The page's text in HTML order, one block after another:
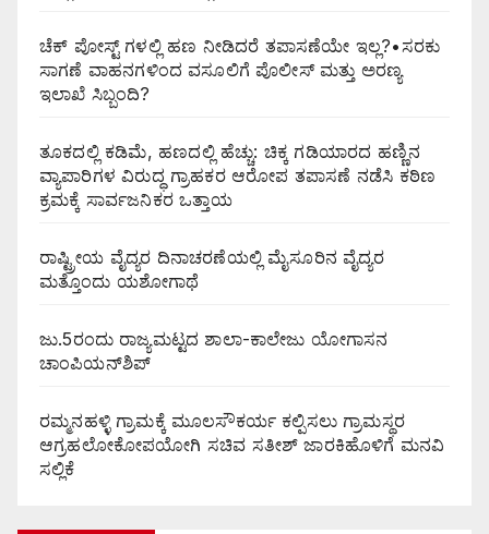
ಚೆಕ್ ಪೋಸ್ಟ್ ಗಳಲ್ಲಿ ಹಣ ನೀಡಿದರೆ ತಪಾಸಣೆಯೇ ಇಲ್ಲ?•ಸರಕು
ಸಾಗಣೆ ವಾಹನಗಳಿಂದ ವಸೂಲಿಗೆ ಪೊಲೀಸ್ ಮತ್ತು ಅರಣ್ಯ
ಇಲಾಖೆ ಸಿಬ್ಬಂದಿ?
ತೂಕದಲ್ಲಿ ಕಡಿಮೆ, ಹಣದಲ್ಲಿ ಹೆಚ್ಚು: ಚಿಕ್ಕ ಗಡಿಯಾರದ ಹಣ್ಣಿನ
ವ್ಯಾಪಾರಿಗಳ ವಿರುದ್ಧ ಗ್ರಾಹಕರ ಆರೋಪ ತಪಾಸಣೆ ನಡೆಸಿ ಕಠಿಣ
ಕ್ರಮಕ್ಕೆ ಸಾರ್ವಜನಿಕರ ಒತ್ತಾಯ
ರಾಷ್ಟ್ರೀಯ ವೈದ್ಯರ ದಿನಾಚರಣೆಯಲ್ಲಿ ಮೈಸೂರಿನ ವೈದ್ಯರ
ಮತ್ತೊಂದು ಯಶೋಗಾಥೆ
ಜು.5ರಂದು ರಾಜ್ಯಮಟ್ಟದ ಶಾಲಾ-ಕಾಲೇಜು ಯೋಗಾಸನ
ಚಾಂಪಿಯನ್‌ಶಿಪ್
ರಮ್ಮನಹಳ್ಳಿ ಗ್ರಾಮಕ್ಕೆ ಮೂಲಸೌಕರ್ಯ ಕಲ್ಪಿಸಲು ಗ್ರಾಮಸ್ಥರ
ಆಗ್ರಹಲೋಕೋಪಯೋಗಿ ಸಚಿವ ಸತೀಶ್ ಜಾರಕಿಹೊಳಿಗೆ ಮನವಿ
ಸಲ್ಲಿಕೆ